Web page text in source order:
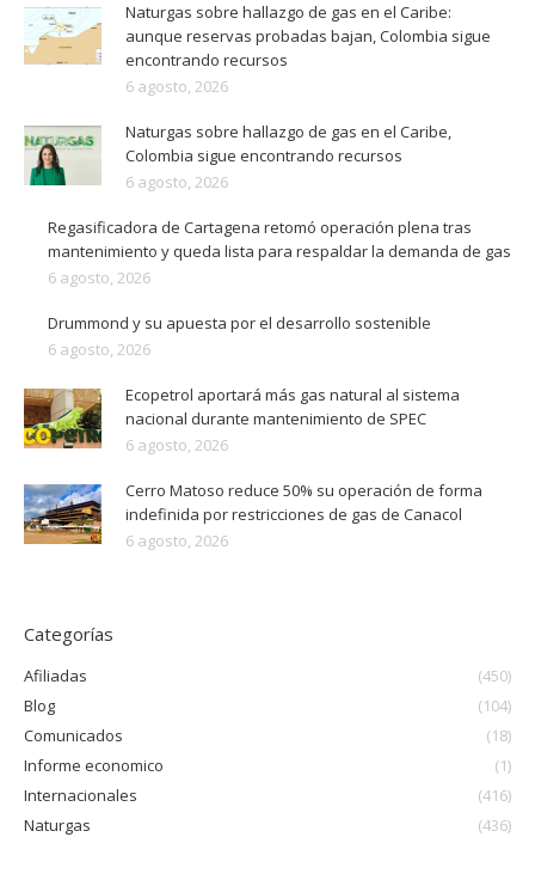
Naturgas sobre hallazgo de gas en el Caribe:
aunque reservas probadas bajan, Colombia sigue
encontrando recursos
6 agosto, 2026
Naturgas sobre hallazgo de gas en el Caribe,
Colombia sigue encontrando recursos
6 agosto, 2026
Regasificadora de Cartagena retomó operación plena tras
mantenimiento y queda lista para respaldar la demanda de gas
6 agosto, 2026
Drummond y su apuesta por el desarrollo sostenible
6 agosto, 2026
Ecopetrol aportará más gas natural al sistema
nacional durante mantenimiento de SPEC
6 agosto, 2026
Cerro Matoso reduce 50% su operación de forma
indefinida por restricciones de gas de Canacol
6 agosto, 2026
Categorías
Afiliadas
(450)
Blog
(104)
Comunicados
(18)
Informe economico
(1)
Internacionales
(416)
Naturgas
(436)